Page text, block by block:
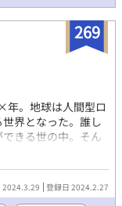
269
。地球は人間型ロ
界となった。誰し
きる世の中。そん
ているが自身のア
に人間の横にはア
う人間もいれば奴隷
なるとカイルは大
2024.3.29 登録日 2024.2.27